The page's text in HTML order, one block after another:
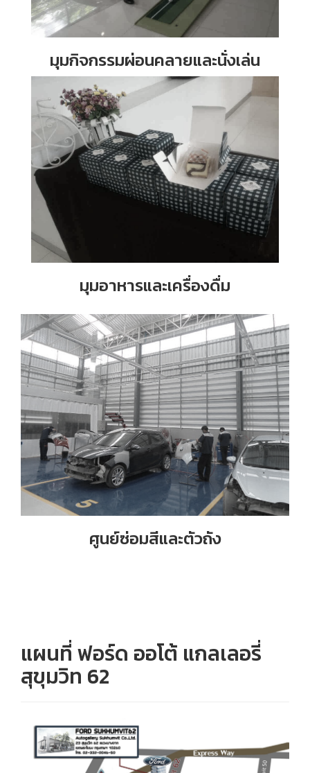
มุมกิจกรรมผ่อนคลายและนั่งเล่น
มุมอาหารและเครื่องดื่ม
ศูนย์ซ่อมสีและตัวถัง
แผนที่ ฟอร์ด ออโต้ แกลเลอรี่
สุขุมวิท 62